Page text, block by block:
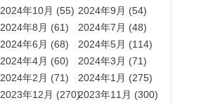
2024年10月 (55) 2024年9月 (54)
2024年8月 (61)
2024年7月 (48)
2024年6月 (68)
2024年5月 (114)
2024年4月 (60)
2024年3月 (71)
2024年2月 (71)
2024年1月 (275)
2023年12月 (270)2023年11月 (300)